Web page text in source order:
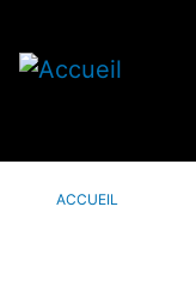
ACCUEIL